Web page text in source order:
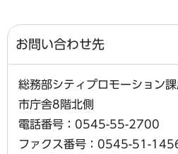
お問い合わせ先
総務部シティプロモーション
市庁舎8階北側
電話番号：0545-55-2700
ファクス番号：0545-51-